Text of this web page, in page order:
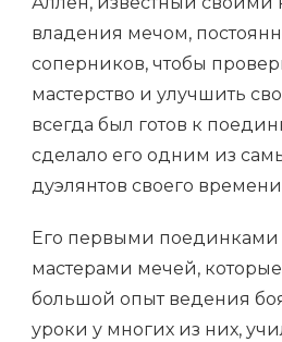
владения мечом,
соперников, чтобы
мастерство и улучшить
всегда был готов к
сделало его одним из
дуэлянтов своего
Его первыми
мастерами мечей,
большой опыт ведения
уроки у многих из них,